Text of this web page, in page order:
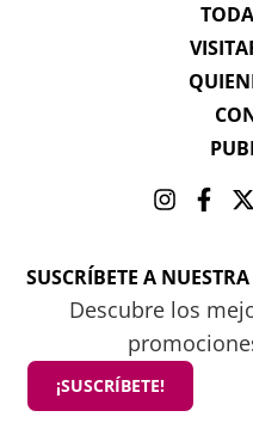
SUSCRÍBETE A
Descubre los
¡SUSCRÍBETE!